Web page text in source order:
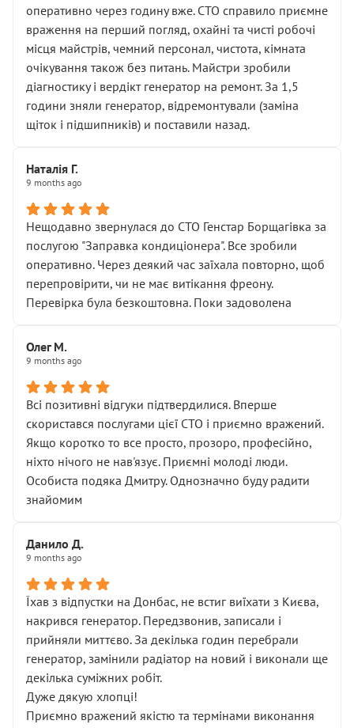
оперативно через годину вже. СТО справило приємне
враження на перший погляд, охайні та чисті робочі
місця майстрів, чемний персонал, чистота, кімната
очікування також без питань. Майстри зробили
діагностику і вердікт генератор на ремонт. За 1,5
години зняли генератор, відремонтували (заміна
щіток і підшипників) и поставили назад.
Наталія Г.
9 months ago
Нещодавно звернулася до СТО Генстар Борщагівка за
послугою "Заправка кондиціонера". Все зробили
оперативно. Через деякий час заїхала повторно, щоб
перепровірити, чи не має витікання фреону.
Перевірка була безкоштовна. Поки задоволена
Олег М.
9 months ago
Всі позитивні відгуки підтвердилися. Вперше
скористався послугами цієї СТО і приємно вражений.
Якщо коротко то все просто, прозоро, професійно,
ніхто нічого не нав'язує. Приємні молоді люди.
Особиста подяка Дмитру. Однозначно буду радити
знайомим
Данило Д.
9 months ago
Їхав з відпустки на Донбас, не встиг виїхати з Києва,
накрився генератор. Передзвонив, записали і
прийняли миттєво. За декілька годин перебрали
генератор, замінили радіатор на новий і виконали ще
декілька суміжних робіт.
Дуже дякую хлопці!
Приємно вражений якістю та термінами виконання